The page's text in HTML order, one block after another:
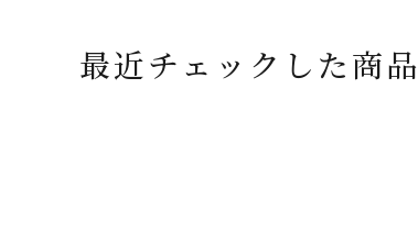
最近チェックした商品